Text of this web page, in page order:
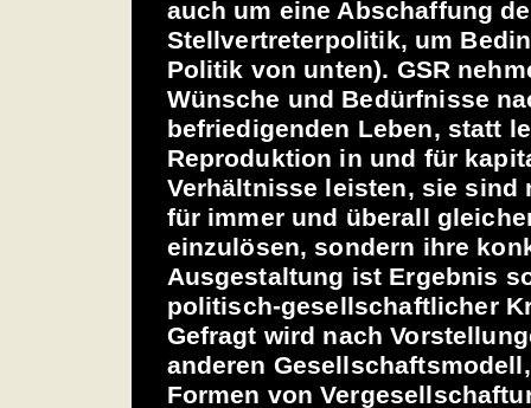
auch um eine Abschaffung
Stellvertreterpolitik, um
Politik von unten). GSR
Wünsche und Bedürfnisse
befriedigenden Leben, statt
Reproduktion in und für
Verhältnisse leisten, sie sind
für immer und überall
einzulösen, sondern ihre
Ausgestaltung ist Ergebnis
politisch-gesellschaftlicher
Gefragt wird nach
anderen
Formen von